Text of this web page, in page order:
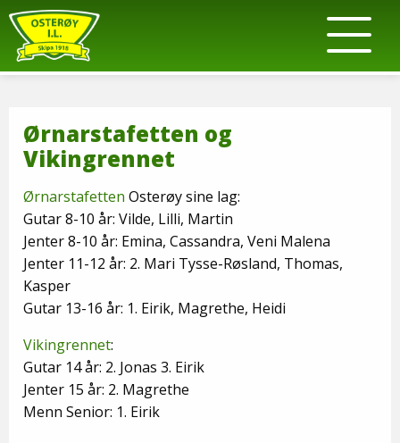
Ørnarstafetten og
Vikingrennet
Ørnarstafetten Osterøy sine lag:
Gutar 8-10 år: Vilde, Lilli, Martin
Jenter 8-10 år: Emina, Cassandra, Veni Malena
Jenter 11-12 år: 2. Mari Tysse-Røsland, Thomas,
Kasper
Gutar 13-16 år: 1. Eirik, Magrethe, Heidi
Vikingrennet:
Gutar 14 år: 2. Jonas 3. Eirik
Jenter 15 år: 2. Magrethe
Menn Senior: 1. Eirik